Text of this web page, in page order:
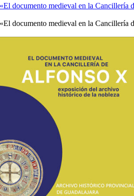
documento medieval en la Cancillería
documento medieval en la Cancillería